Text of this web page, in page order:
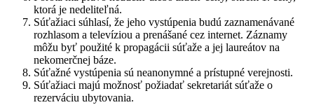
ktorá je nedeliteľná.
Súťažiaci súhlasí, že jeho vystúpenia budú zaznamenávané
rozhlasom a televíziou a prenášané cez internet. Záznamy
môžu byť použité k propagácii súťaže a jej laureátov na
nekomerčnej báze.
Súťažné vystúpenia sú neanonymné a prístupné verejnosti.
Súťažiaci majú možnosť požiadať sekretariát súťaže o
rezerváciu ubytovania.